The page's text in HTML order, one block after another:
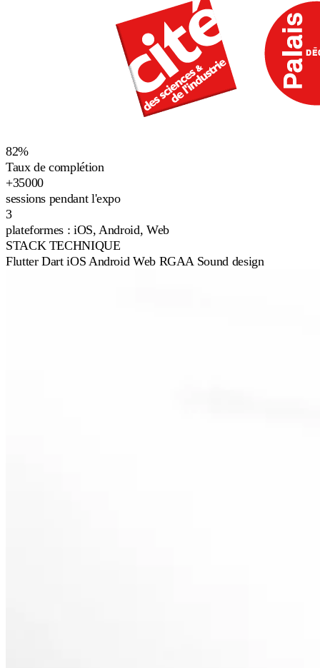
82%
Taux de complétion
+35000
sessions pendant l'expo
3
plateformes : iOS, Android, Web
STACK TECHNIQUE
FlutterDartiOS AndroidWeb RGAA Sound design